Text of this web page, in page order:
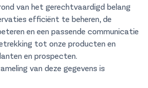
van het gerechtvaardigd belang
efficiënt te beheren, de
en een passende communicatie
tot onze producten en
en prospecten.
van deze gegevens is